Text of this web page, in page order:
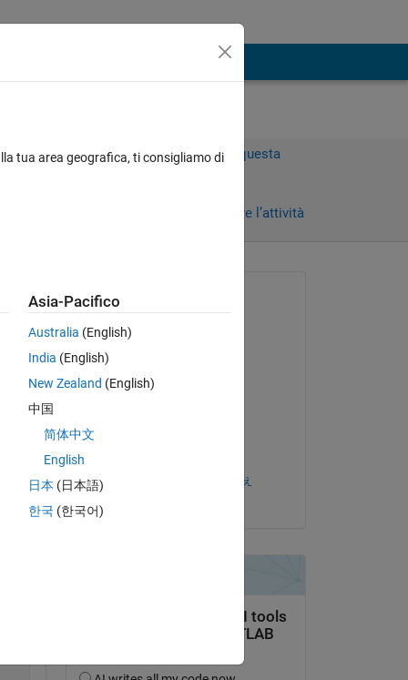
Accedi per rispondere a questa
Accedi per seguire l’attività
Richiesto:
il 30 Giu 2023
Commentato:
交感神経優位なあかべぇ
tua area geografica, ti consigliamo di
Asia-Pacifico
Australia (English)
India (English)
New Zealand (English)
中国
简体中文
English
日本 (日本語)
한국 (한국어)